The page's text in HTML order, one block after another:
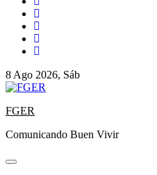
8 Ago 2026, Sáb
FGER
Comunicando Buen Vivir